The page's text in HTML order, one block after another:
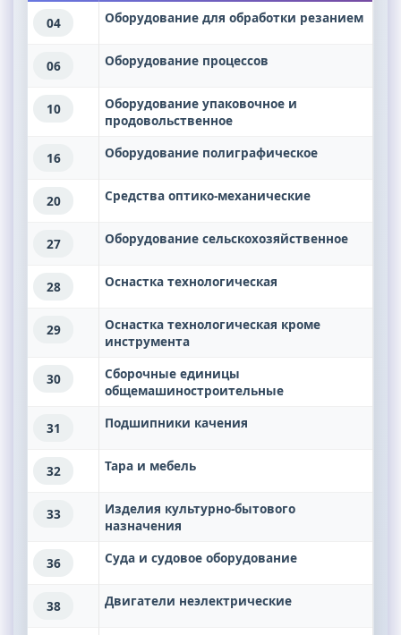
04 Оборудование для обработки резанием
06 Оборудование процессов
10
Оборудование упаковочное и
продовольственное
16 Оборудование полиграфическое
20 Средства оптико-механические
27 Оборудование сельскохозяйственное
28 Оснастка технологическая
29
Оснастка технологическая кроме
инструмента
30
Сборочные единицы
общемашиностроительные
31 Подшипники качения
32 Тара и мебель
33
Изделия культурно-бытового
назначения
36 Суда и судовое оборудование
38 Двигатели неэлектрические